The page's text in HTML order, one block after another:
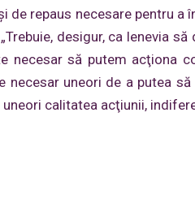
de repaus necesare pentru
desigur, ca lenevia
necesar să putem acţiona
uneori de a putea
calitatea acţiunii,